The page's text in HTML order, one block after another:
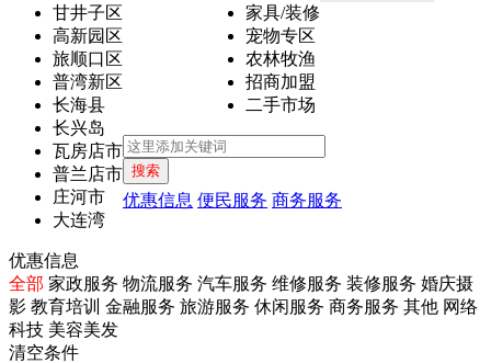
甘井子区
高新园区
旅顺口区
普湾新区
长海县
长兴岛
瓦房店市
普兰店市
庄河市
大连湾
家具/装修
宠物专区
农林牧渔
招商加盟
二手市场
优惠信息
全部 家政服务 物流服务 汽车服务 维修服务 装修服务 婚庆摄
影 教育培训 金融服务 旅游服务 休闲服务 商务服务 其他 网络
科技 美容美发
清空条件
搜索
优惠信息 便民服务 商务服务